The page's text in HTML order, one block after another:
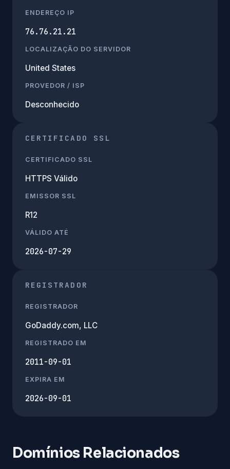
ENDEREÇO IP
76.76.21.21
LOCALIZAÇÃO DO SERVIDOR
United States
PROVEDOR / ISP
Desconhecido
CERTIFICADO SSL
CERTIFICADO SSL
HTTPS Válido
EMISSOR SSL
R12
VÁLIDO ATÉ
2026-07-29
REGISTRADOR
REGISTRADOR
GoDaddy.com, LLC
REGISTRADO EM
2011-09-01
EXPIRA EM
2026-09-01
Domínios Relacionados